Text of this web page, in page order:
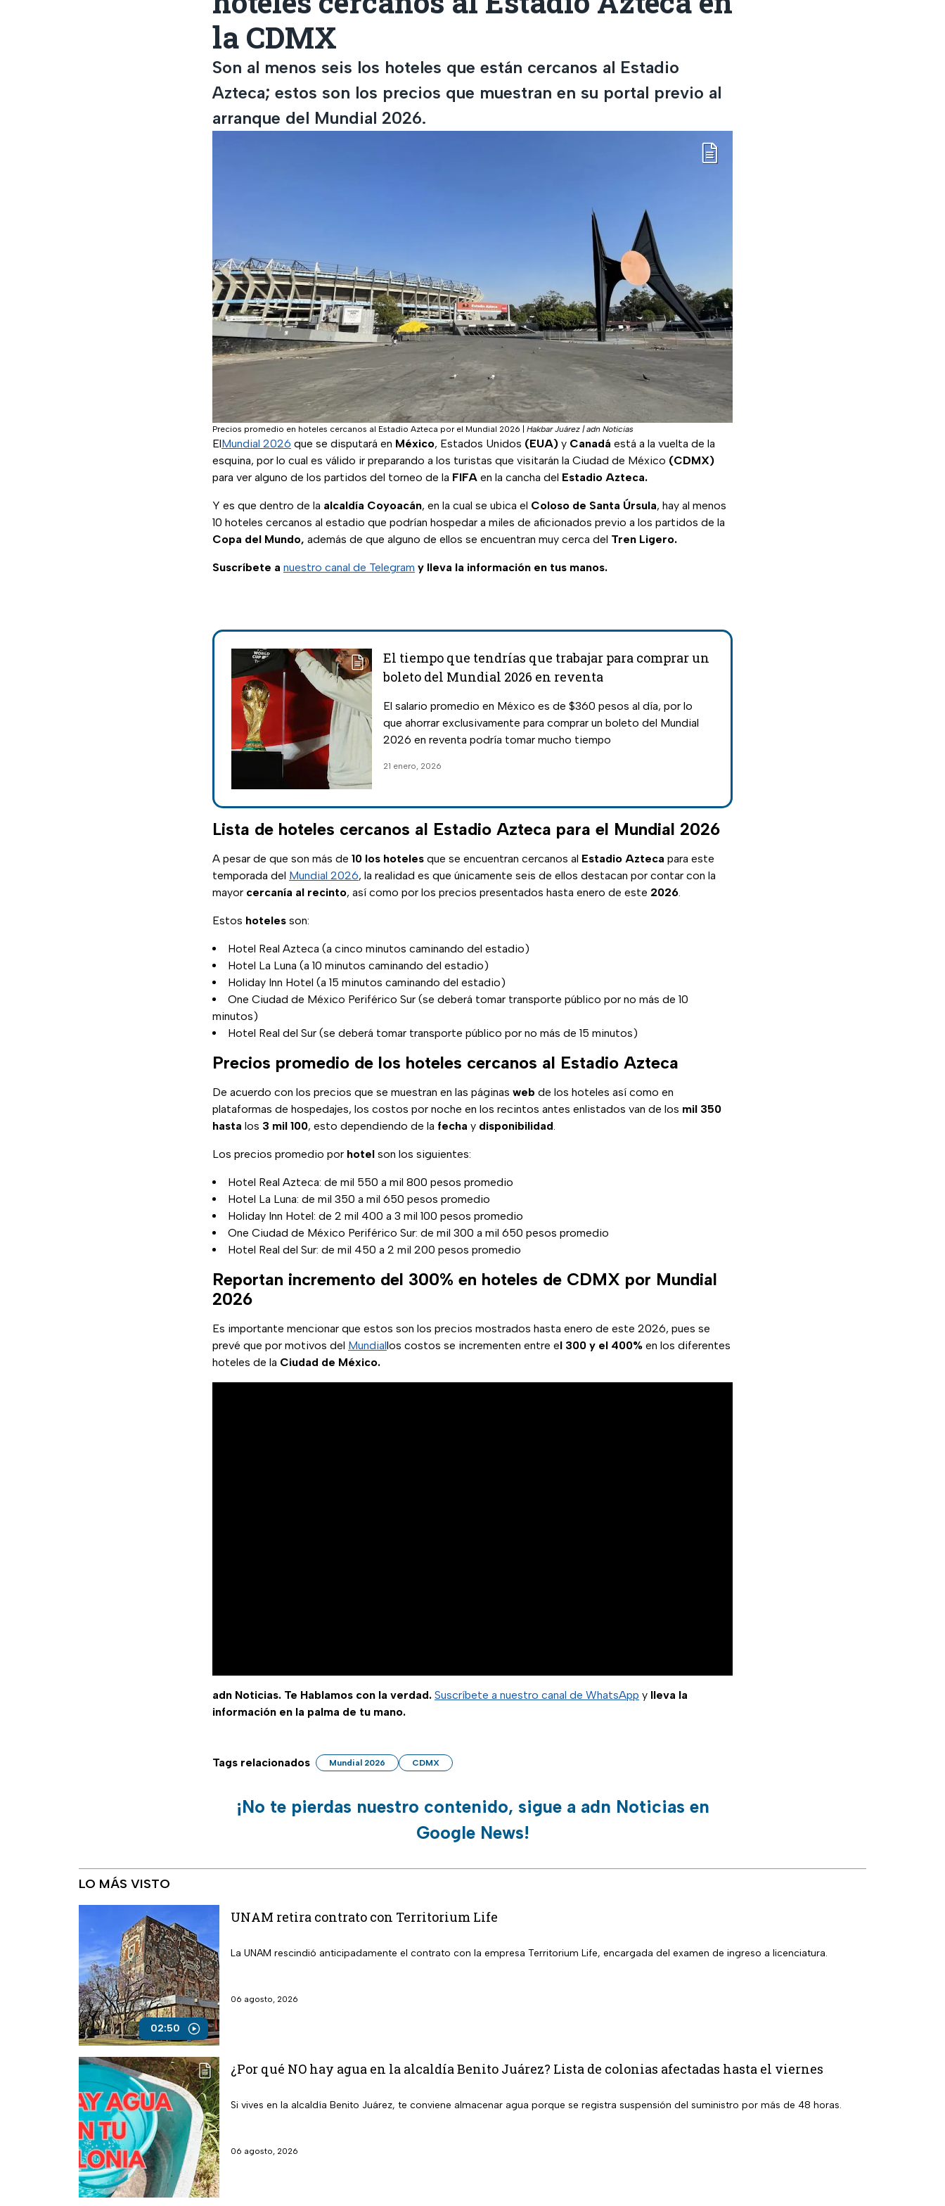
la CDMX
Son al menos seis los hoteles que están cercanos al Estadio
Azteca; estos son los precios que muestran en su portal previo al
arranque del Mundial 2026.
Precios promedio en hoteles cercanos al Estadio Azteca por el Mundial 2026 Hakbar Juárez | adn Noticias
ElMundial 2026 que se disputará en México, Estados Unidos (EUA) y Canadá está a la vuelta de la
esquina, por lo cual es válido ir preparando a los turistas que visitarán la Ciudad de México (CDMX)
para ver alguno de los partidos del torneo de la FIFA en la cancha del Estadio Azteca.
Y es que dentro de la alcaldía Coyoacán, en la cual se ubica el Coloso de Santa Úrsula, hay al menos
10 hoteles cercanos al estadio que podrían hospedar a miles de aficionados previo a los partidos de la
Copa del Mundo, además de que alguno de ellos se encuentran muy cerca del Tren Ligero.
Suscríbete a nuestro canal de Telegram y lleva la información en tus manos.
El tiempo que tendrías que trabajar para comprar un
boleto del Mundial 2026 en reventa
El salario promedio en México es de $360 pesos al día, por lo
que ahorrar exclusivamente para comprar un boleto del Mundial
2026 en reventa podría tomar mucho tiempo
21 enero, 2026
Lista de hoteles cercanos al Estadio Azteca para el Mundial 2026
A pesar de que son más de 10 los hoteles que se encuentran cercanos al Estadio Azteca para este
temporada del Mundial 2026, la realidad es que únicamente seis de ellos destacan por contar con la
mayor cercanía al recinto, así como por los precios presentados hasta enero de este 2026.
Estos hoteles son:
Hotel Real Azteca (a cinco minutos caminando del estadio)
Hotel La Luna (a 10 minutos caminando del estadio)
Holiday Inn Hotel (a 15 minutos caminando del estadio)
One Ciudad de México Periférico Sur (se deberá tomar transporte público por no más de 10
minutos)
Hotel Real del Sur (se deberá tomar transporte público por no más de 15 minutos)
Precios promedio de los hoteles cercanos al Estadio Azteca
De acuerdo con los precios que se muestran en las páginas web de los hoteles así como en
plataformas de hospedajes, los costos por noche en los recintos antes enlistados van de los mil 350
hasta los 3 mil 100, esto dependiendo de la fecha y disponibilidad.
Los precios promedio por hotel son los siguientes:
Hotel Real Azteca: de mil 550 a mil 800 pesos promedio
Hotel La Luna: de mil 350 a mil 650 pesos promedio
Holiday Inn Hotel: de 2 mil 400 a 3 mil 100 pesos promedio
One Ciudad de México Periférico Sur: de mil 300 a mil 650 pesos promedio
Hotel Real del Sur: de mil 450 a 2 mil 200 pesos promedio
Reportan incremento del 300% en hoteles de CDMX por Mundial
2026
Es importante mencionar que estos son los precios mostrados hasta enero de este 2026, pues se
prevé que por motivos del Mundiallos costos se incrementen entre el 300 y el 400% en los diferentes
hoteles de la Ciudad de México.
adn Noticias. Te Hablamos con la verdad. Suscríbete a nuestro canal de WhatsApp y lleva la
información en la palma de tu mano.
Tags relacionados Mundial 2026 CDMX
¡No te pierdas nuestro contenido, sigue a adn Noticias en
Google News!
LO MÁS VISTO
02:50
UNAM retira contrato con Territorium Life
La UNAM rescindió anticipadamente el contrato con la empresa Territorium Life, encargada del examen de ingreso a licenciatura.
06 agosto, 2026
¿Por qué NO hay agua en la alcaldía Benito Juárez? Lista de colonias afectadas hasta el viernes
Si vives en la alcaldía Benito Juárez, te conviene almacenar agua porque se registra suspensión del suministro por más de 48 horas.
06 agosto, 2026